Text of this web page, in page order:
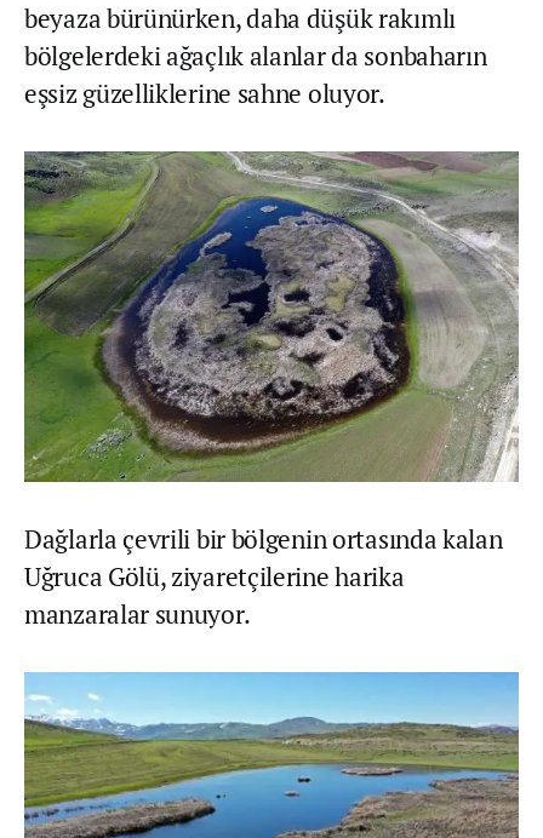
beyaza bürünürken, daha düşük rakımlı
bölgelerdeki ağaçlık alanlar da sonbaharın
eşsiz güzelliklerine sahne oluyor.
Dağlarla çevrili bir bölgenin ortasında kalan
Uğruca Gölü, ziyaretçilerine harika
manzaralar sunuyor.